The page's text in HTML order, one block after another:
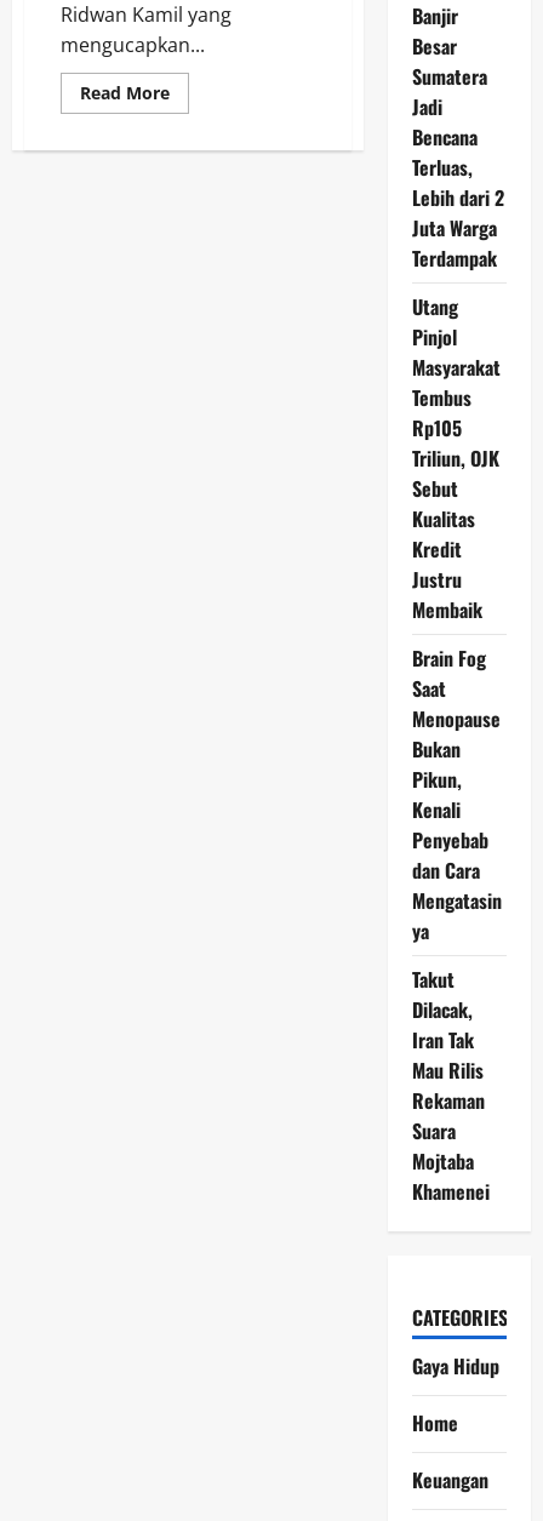
Ridwan Kamil yang
mengucapkan...
Read MoreRead
more
Kamil:
Banjir
Besar
Sumatera
Jadi
Bencana
Terluas,
Lebih dari 2
Juta Warga
Terdampak
Utang
Pinjol
Masyarakat
Tembus
Rp105
Triliun, OJK
Sebut
Kualitas
Kredit
Justru
Membaik
Brain Fog
Saat
Menopause
Bukan
Pikun,
Kenali
Penyebab
dan Cara
Mengatasin
ya
Takut
Dilacak,
Iran Tak
Mau Rilis
Rekaman
Suara
Mojtaba
Khamenei
CATEGORIES
Gaya Hidup
Home
Keuangan